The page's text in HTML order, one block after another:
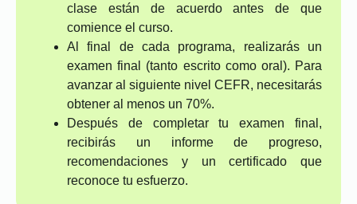
clase están de acuerdo antes de que
comience el curso.
Al final de cada programa, realizarás un
examen final (tanto escrito como oral). Para
avanzar al siguiente nivel CEFR, necesitarás
obtener al menos un 70%.
Después de completar tu examen final,
recibirás un informe de progreso,
recomendaciones y un certificado que
reconoce tu esfuerzo.